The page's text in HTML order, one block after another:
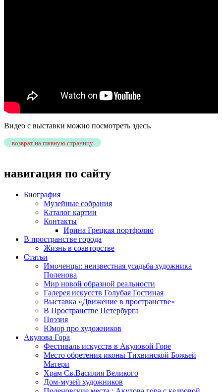
Видео с выставки можно посмотреть здесь.
возврат на главную страницу
навигация по сайту
Биография
Музейные собрания
Каталог картин
Контакты
Ирина Грецкая портфолио
В пространстве города
Жизнь в соавторстве
Статьи
Имоченцы: неизвестная усадьба художника
Поленова
Мир новой образной реальности
Галерея искусств Голубая Гостиная
Выставка «Движение в пространстве»
В Пространстве Петербурга
Поэзия
Юмор про художников
Акулова Гора
Фестиваль искусств в Акуловой Горе
Место обретения иконы Тихвинской Божьей
Матери
Храм Св.Василия Великого
Дом-музей художников